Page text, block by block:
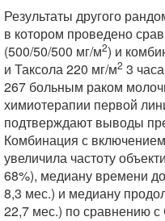
Результаты другого
в котором проведено
(500/50/500 мг/м2) и
и Таксола 220 мг/м2 3
267 больным раком
химиотерапии первой
подтверждают выводы
Комбинация с
увеличила частоту
68%), медиану времени
8,3 мес.) и медиану
22,7 мес.) по сравнению с